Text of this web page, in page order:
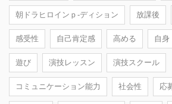
朝ドラヒロインｐ-ディション 放課後
感受性 自己肯定感 高める 自身
遊び 演技レッスン 演技スクール
コミュニケーション能力 社会性 応